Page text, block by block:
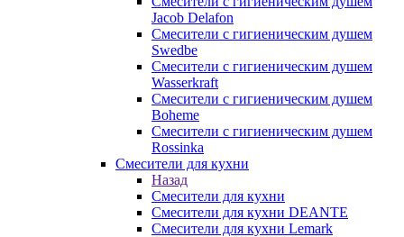
Jacob Delafon
Смесители с гигиеническим душем
Swedbe
Смесители с гигиеническим душем
Wasserkraft
Смесители с гигиеническим душем
Boheme
Смесители с гигиеническим душем
Rossinka
Смесители для кухни
Назад
Смесители для кухни
Смесители для кухни DEANTE
Смесители для кухни Lemark